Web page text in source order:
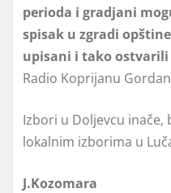
perioda i gradjani
spisak u zgradi
upisani i tako ostvarili
Radio Koprijanu
Izbori u Doljevcu inače,
lokalnim izborima u
J.Kozomara